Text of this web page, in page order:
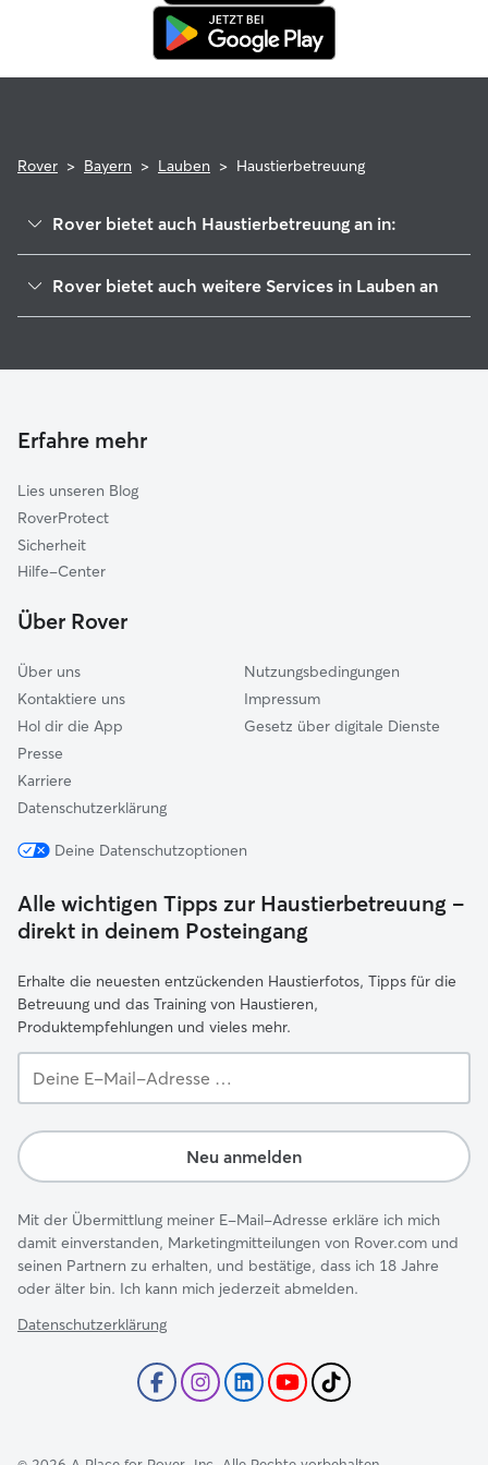
Rover > Bayern > Lauben > Haustierbetreuung
Rover bietet auch Haustierbetreuung an in:
Altusried
Betzigau
Buchenberg
Obergünzburg
Waltenhofen
Unterthingau
Rover bietet auch weitere Services in Lauben an
Katzensitter in Lauben
Erfahre mehr
Lies unseren Blog
RoverProtect
Sicherheit
Hilfe-Center
Über Rover
Über uns
Kontaktiere uns
Hol dir die App
Presse
Karriere
Datenschutzerklärung
Nutzungsbedingungen
Impressum
Gesetz über digitale Dienste
Deine Datenschutzoptionen
Alle wichtigen Tipps zur Haustierbetreuung –
direkt in deinem Posteingang
Erhalte die neuesten entzückenden Haustierfotos, Tipps für die
Betreuung und das Training von Haustieren,
Produktempfehlungen und vieles mehr.
E-
Adresse …
Neu anmelden
Mit der Übermittlung meiner E-Mail-Adresse erkläre ich mich
damit einverstanden, Marketingmitteilungen von Rover.com und
seinen Partnern zu erhalten, und bestätige, dass ich 18 Jahre
oder älter bin. Ich kann mich jederzeit abmelden.
Datenschutzerklärung